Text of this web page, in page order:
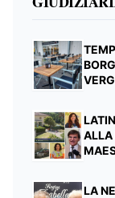
ALLA
LA